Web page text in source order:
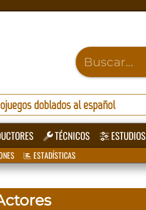
doblados al español
TÉCNICOS ESTUDIOS
ESTADÍSTICAS